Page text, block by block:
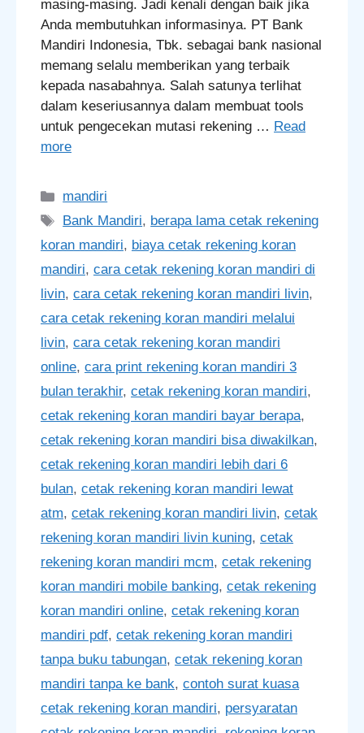
masing-masing. Jadi kenali dengan baik jika
Anda membutuhkan informasinya. PT Bank
Mandiri Indonesia, Tbk. sebagai bank nasional
memang selalu memberikan yang terbaik
kepada nasabahnya. Salah satunya terlihat
dalam keseriusannya dalam membuat tools
untuk pengecekan mutasi rekening … Read
more
Categories
mandiri
Tags
Bank Mandiri, berapa lama cetak rekening
koran mandiri, biaya cetak rekening koran
mandiri, cara cetak rekening koran mandiri di
livin, cara cetak rekening koran mandiri livin,
cara cetak rekening koran mandiri melalui
livin, cara cetak rekening koran mandiri
online, cara print rekening koran mandiri 3
bulan terakhir, cetak rekening koran mandiri,
cetak rekening koran mandiri bayar berapa,
cetak rekening koran mandiri bisa diwakilkan,
cetak rekening koran mandiri lebih dari 6
bulan, cetak rekening koran mandiri lewat
atm, cetak rekening koran mandiri livin, cetak
rekening koran mandiri livin kuning, cetak
rekening koran mandiri mcm, cetak rekening
koran mandiri mobile banking, cetak rekening
koran mandiri online, cetak rekening koran
mandiri pdf, cetak rekening koran mandiri
tanpa buku tabungan, cetak rekening koran
mandiri tanpa ke bank, contoh surat kuasa
cetak rekening koran mandiri, persyaratan